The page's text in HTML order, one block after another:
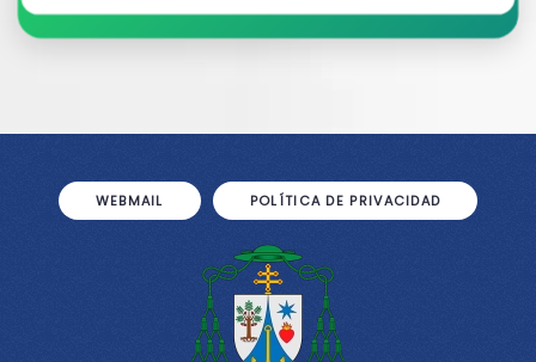
WEBMAIL POLÍTICA DE PRIVACIDAD